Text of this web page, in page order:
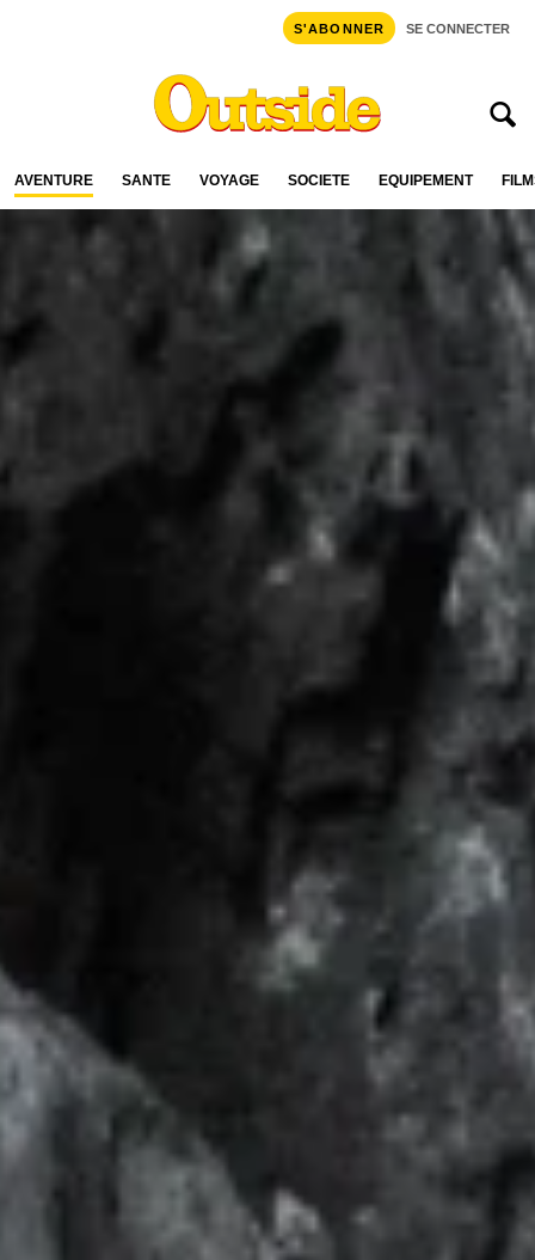
S'ABONNER SE CONNECTER
AVENTURE SANTÉ VOYAGE SOCIÉTÉ ÉQUIPEMENT